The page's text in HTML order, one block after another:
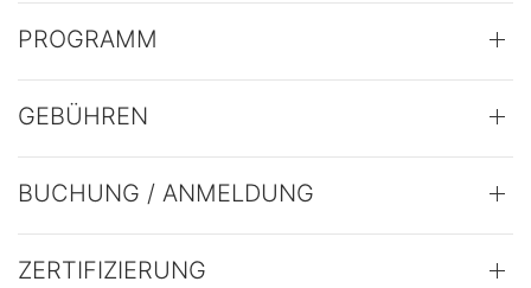
PROGRAMM
GEBÜHREN
BUCHUNG / ANMELDUNG
ZERTIFIZIERUNG